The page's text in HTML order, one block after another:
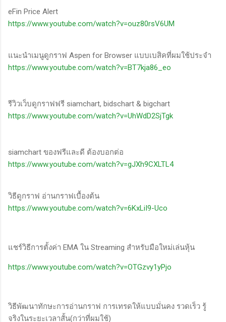
eFin Price Alert
https://www.youtube.com/watch?v=ouz80rsV6UM
แนะนำเมนูดูกราฟ Aspen for Browser แบบเบสิคที่ผมใช้ประจำ
https://www.youtube.com/watch?v=BT7kja86_eo
รีวิวเว็บดูกราฟฟรี siamchart, bidschart & bigchart
https://www.youtube.com/watch?v=UhWdD2SjTgk
siamchart ของฟรีและดี ต้องบอกต่อ
https://www.youtube.com/watch?v=gJXh9CXLTL4
วิธีดูกราฟ อ่านกราฟเบื้องต้น
https://www.youtube.com/watch?v=6KxLiI9-Uco
แชร์วิธีการตั้งค่า EMA ใน Streaming สำหรับมือใหม่เล่นหุ้น
https://www.youtube.com/watch?v=OTGzvy1yPjo
วิธีพัฒนาทักษะการอ่านกราฟ การเทรดให้แบบมั่นคง รวดเร็ว รู้
จริงในระยะเวลาสั้น(กว่าที่ผมใช้)